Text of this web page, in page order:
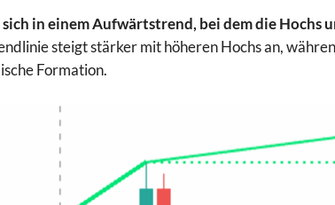
in einem Aufwärtstrend, bei dem die Hochs
steigt stärker mit höheren Hochs an,
Formation.